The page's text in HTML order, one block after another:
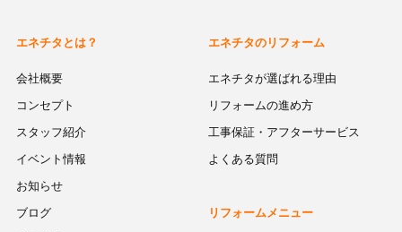
エネチタとは？
会社概要
コンセプト
スタッフ紹介
イベント情報
お知らせ
ブログ
エネチタのリフォーム
エネチタが選ばれる理由
リフォームの進め方
工事保証・アフターサービス
よくある質問
リフォームメニュー